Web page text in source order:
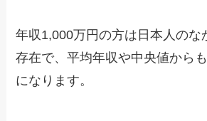
年収1,000万円の方は日本人のな
存在で、平均年収や中央値から
になります。